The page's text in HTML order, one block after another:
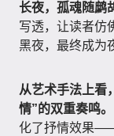
长夜，孤魂随鹧
写透，让读者仿
黑夜，最终成为
从艺术手法上看
情”的双重奏鸣。
化了抒情效果